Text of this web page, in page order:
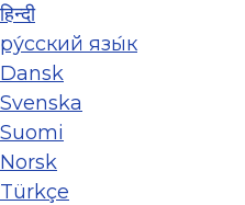
हिन्दी
ру́сский язы́к
Dansk
Svenska
Suomi
Norsk
Türkçe